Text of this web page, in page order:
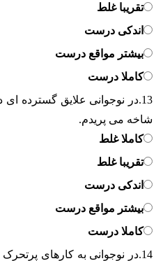
تقریبا غلط
اندکی درست
بیشتر مواقع درست
کاملا درست
13. در نوجوانی علایق گسترده ای
شاخه می پریدم.
کاملا غلط
تقریبا غلط
اندکی درست
بیشتر مواقع درست
کاملا درست
14. در نوجوانی به کارهای پرتحرک